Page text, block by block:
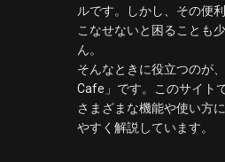
ルです。しかし、その便
こなせないと困ることも
ん。
そんなときに役立つのが
Cafe」です。このサイト
さまざまな機能や使い方
やすく解説しています。